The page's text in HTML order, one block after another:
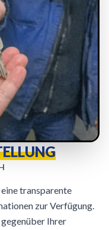
transparente
zur Verfügung.
gegenüber Ihrer